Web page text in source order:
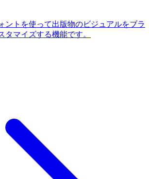
ントを使って出版物のビジュアルをブラ
タマイズする機能です。